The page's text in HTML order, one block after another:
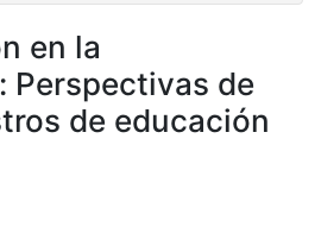
en la
Perspectivas de
de educación